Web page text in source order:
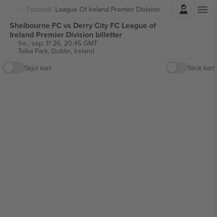
Football League Of Ireland Premier Division
Logg Inn
Shelbourne FC vs Derry City FC League of
Ireland Premier Division billetter
fre., sep. 11 26, 20:45 GMT
Tolka Park, Dublin, Ireland
Skjul kart
Stick kart